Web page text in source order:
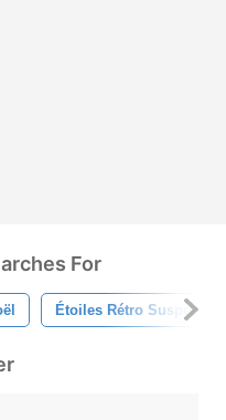
For
Étoiles Rétro